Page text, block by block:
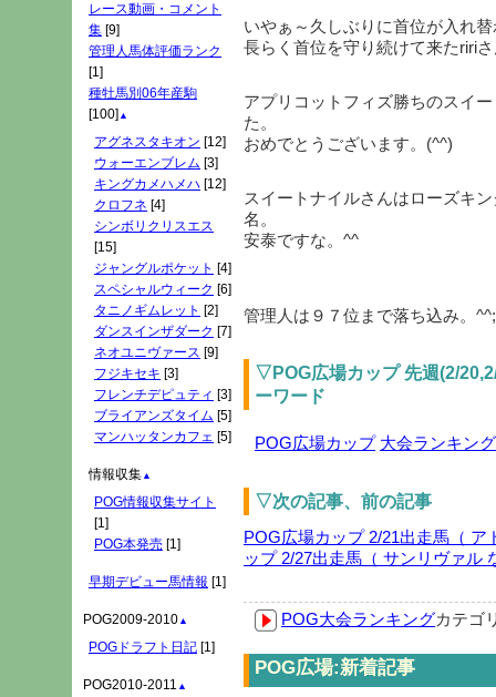
いやぁ～久しぶりに首位が入れ
長らく首位を守り続けて来たriri
アプリコットフィズ勝ちのスイ
た。
おめでとうございます。(^^)
スイートナイルさんはローズキ
名。
安泰ですな。^^
管理人は９７位まで落ち込み。
▽POG広場カップ 先週(2/
ーワード
POG広場カップ 大会ランキング
▽次の記事、前の記事
POG広場カップ 2/21出走馬（ ア
ップ 2/27出走馬（ サンリヴァル
POG大会ランキングカテ
POG広場:新着記事
レース動画・コメント
集 [9]
管理人馬体評価ランク
[1]
種牡馬別06年産駒
[100] ▲
アグネスタキオン [12]
ウォーエンブレム [3]
キングカメハメハ [12]
クロフネ [4]
シンボリクリスエス
[15]
ジャングルポケット [4]
スペシャルウィーク [6]
タニノギムレット [2]
ダンスインザダーク [7]
ネオユニヴァース [9]
フジキセキ [3]
フレンチデピュティ [3]
ブライアンズタイム [5]
マンハッタンカフェ [5]
情報収集 ▲
POG情報収集サイト
[1]
POG本発売 [1]
早期デビュー馬情報 [1]
POG2009-2010 ▲
POGドラフト日記 [1]
POG2010-2011 ▲